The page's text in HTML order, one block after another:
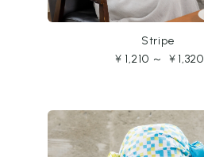
Stripe
￥1,210 ～ ￥1,320